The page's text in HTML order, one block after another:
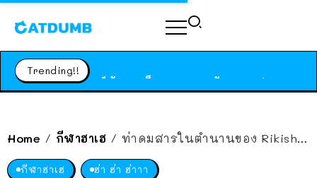
Trending!!
Home / กีฬาฮาเฮ / ท่าดมสารในตำนานของ Rikishi คนเคยโดนเสียงแตก กลิ่นเหมือน แป้งเด็ก อีกมุมก็บอก เหม็น เหมือนคน Kree ไม่ล้าง Tood
กีฬาฮาเฮ ฮ่า ฮ่า ฮ่าาา